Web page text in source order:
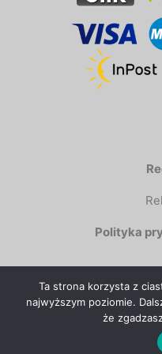
Polityka
Copyright © 2025
Ta strona korzysta z
najwyższym poziomie.
że